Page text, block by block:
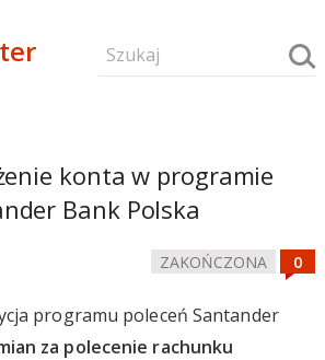
konta w programie
Bank Polska
ZAKOŃCZONA
programu poleceń Santander
za polecenie rachunku